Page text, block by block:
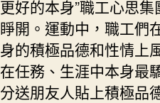
更好的本身”職工心思
睜開。運動中，職工們
身的積極品德和性情上
在任務、生涯中本身最
分送朋友人貼上積極品